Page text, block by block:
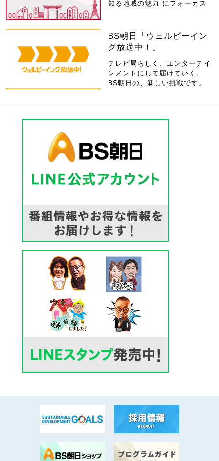
知る地域の魅力”にフォーカス
BS朝日「ウェルビーイン
グ放送中！」
テレビ局らしく、エンターテイ
ンメントにして届けていく。
BS朝日の、新しい挑戦です。